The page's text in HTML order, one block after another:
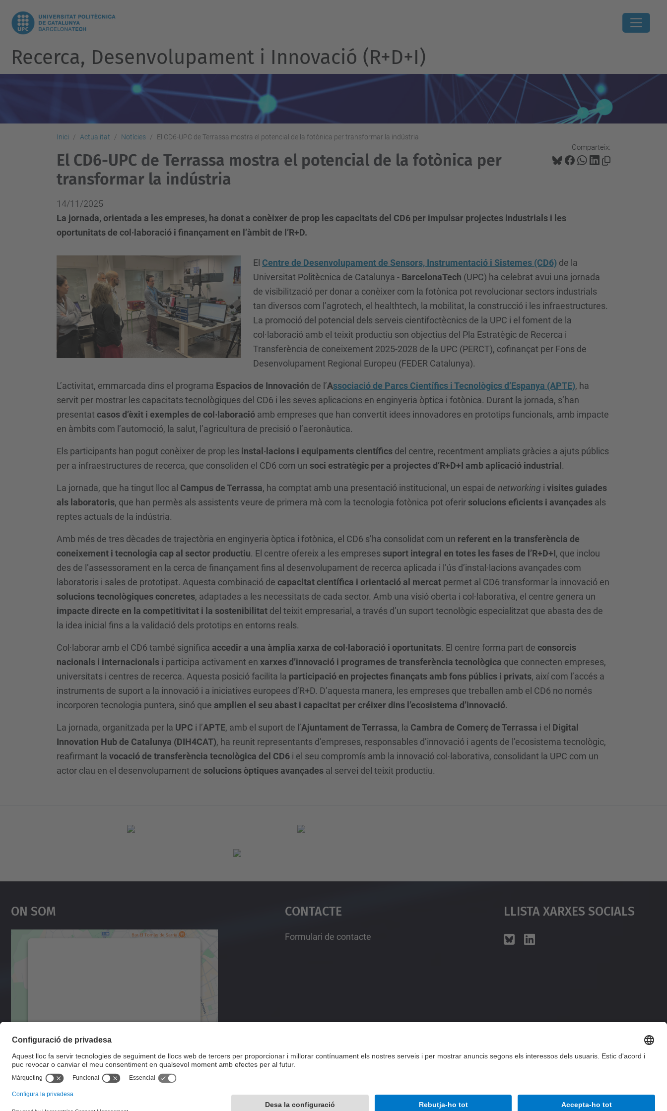
Recerca, Desenvolupament i Innovació (R+D+I)
Inici Actualitat Notícies El CD6-UPC de Terrassa mostra el potencial de la fotònica per transformar la indústria
Comparteix:
El CD6-UPC de Terrassa mostra el potencial de la fotònica per
transformar la indústria
14/11/2025
La jornada, orientada a les empreses, ha donat a conèixer de prop les capacitats del CD6 per impulsar projectes industrials i les
oportunitats de col·laboració i finançament en l’àmbit de l’R+D.
El Centre de Desenvolupament de Sensors, Instrumentació i Sistemes (CD6) de la
Universitat Politècnica de Catalunya - BarcelonaTech (UPC) ha celebrat avui una jornada
de visibilització per donar a conèixer com la fotònica pot revolucionar sectors industrials
tan diversos com l’agrotech, el healthtech, la mobilitat, la construcció i les infraestructures.
La promoció del potencial dels serveis cientifoctècnics de la UPC i el foment de la
col·laboració amb el teixit productiu son objectius del Pla Estratègic de Recerca i
Transferència de coneixement 2025-2028 de la UPC (PERCT), cofinançat per Fons de
Desenvolupament Regional Europeu (FEDER Catalunya).
L’activitat, emmarcada dins el programa Espacios de Innovación de l’Associació de Parcs Científics i Tecnològics d’Espanya (APTE), ha
servit per mostrar les capacitats tecnològiques del CD6 i les seves aplicacions en enginyeria òptica i fotònica. Durant la jornada, s’han
presentat casos d’èxit i exemples de col·laboració amb empreses que han convertit idees innovadores en prototips funcionals, amb impacte
en àmbits com l’automoció, la salut, l’agricultura de precisió o l’aeronàutica.
Els participants han pogut conèixer de prop les instal·lacions i equipaments científics del centre, recentment ampliats gràcies a ajuts públics
per a infraestructures de recerca, que consoliden el CD6 com un soci estratègic per a projectes d’R+D+I amb aplicació industrial .
La jornada, que ha tingut lloc al Campus de Terrassa, ha comptat amb una presentació institucional, un espai de networking i visites guiades
als laboratoris, que han permès als assistents veure de primera mà com la tecnologia fotònica pot oferirsolucions eficients i avançades als
reptes actuals de la indústria.
Amb més de tres dècades de trajectòria en enginyeria òptica i fotònica, el CD6 s’ha consolidat com un referent en la transferència de
coneixement i tecnologia cap al sector productiu. El centre ofereix a les empreses suport integral en totes les fases de l’R+D+I, que inclou
des de l’assessorament en la cerca de finançament fins al desenvolupament de recerca aplicada i l’ús d’instal·lacions avançades com
laboratoris i sales de prototipat. Aquesta combinació de capacitat científica i orientació al mercat permet al CD6 transformar la innovació en
solucions tecnològiques concretes, adaptades a les necessitats de cada sector. Amb una visió oberta i col·laborativa, el centre genera un
impacte directe en la competitivitat i la sostenibilitat del teixit empresarial, a través d’un suport tecnològic especialitzat que abasta des de
la idea inicial fins a la validació dels prototips en entorns reals.
Col·laborar amb el CD6 també significa accedir a una àmplia xarxa de col·laboració i oportunitats. El centre forma part de consorcis
nacionals i internacionals i participa activament en xarxes d’innovació i programes de transferència tecnològica que connecten empreses,
universitats i centres de recerca. Aquesta posició facilita la participació en projectes finançats amb fons públics i privats, així com l’accés a
instruments de suport a la innovació i a iniciatives europees d’R+D. D’aquesta manera, les empreses que treballen amb el CD6 no només
incorporen tecnologia puntera, sinó que amplien el seu abast i capacitat per créixer dins l’ecosistema d’innovació.
La jornada, organitzada per la UPC i l’APTE, amb el suport de l’Ajuntament de Terrassa, la Cambra de Comerç de Terrassa i el Digital
Innovation Hub de Catalunya (DIH4CAT), ha reunit representants d’empreses, responsables d’innovació i agents de l’ecosistema tecnològic,
reafirmant la vocació de transferència tecnològica del CD6 i el seu compromís amb la innovació col·laborativa, consolidant la UPC com un
actor clau en el desenvolupament de solucions òptiques avançades al servei del teixit productiu.
On Som
Més Informació
Accepta
powered by
Usercentrics Consent
Contacte
Formulari de contacte
Llista Xarxes Socials